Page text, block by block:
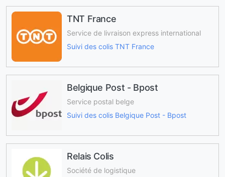
TNT France
Service de livraison express international
Suivi des colis TNT France
Belgique Post - Bpost
Service postal belge
Suivi des colis Belgique Post - Bpost
Relais Colis
Société de logistique